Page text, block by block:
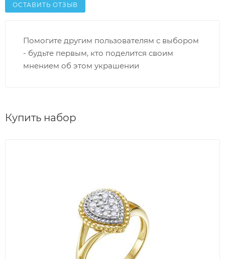
ОСТАВИТЬ ОТЗЫВ
Помогите другим пользователям с выбором
- будьте первым, кто поделится своим
мнением об этом украшении
Купить набор